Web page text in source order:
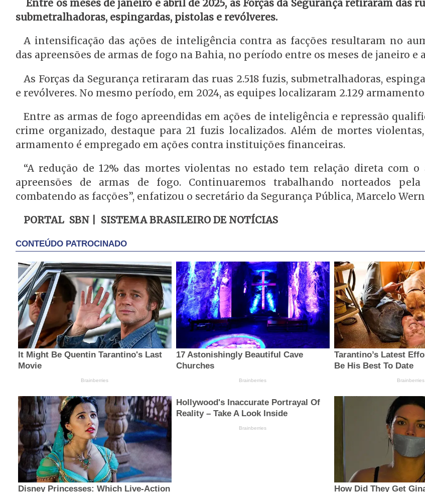
Entre os meses de janeiro e abril de 2025, as Forças da Segurança retiraram das
submetralhadoras, espingardas, pistolas e revólveres.
A intensificação das ações de inteligência contra as facções resultaram no
das apreensões de armas de fogo na Bahia, no período entre os meses de janeiro e
As Forças da Segurança retiraram das ruas 2.518 fuzis, submetralhadoras,
e revólveres. No mesmo período, em 2024, as equipes localizaram 2.129
Entre as armas de fogo apreendidas em ações de inteligência e repressão
crime organizado, destaque para 21 fuzis localizados. Além de mortes
armamento é empregado em ações contra instituições financeiras.
“A redução de 12% das mortes violentas no estado tem relação direta com o
apreensões de armas de fogo. Continuaremos trabalhando norteados
combatendo as facções”, enfatizou o secretário da Segurança Pública, Marcelo
PORTAL SBN | SISTEMA BRASILEIRO DE NOTÍCIAS